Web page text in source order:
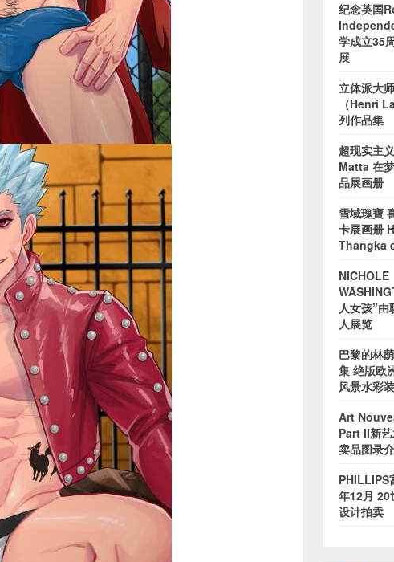
纪念英国
学成立35
展
立体派大
（Henri
列作品集
超现实主
Matta 在
品展画册
雪域瑰寶
卡展画册
Thangka
NICHOLE
人女孩”
人展览
巴黎的林
集 绝版欧
风景水彩
Art
Part II新
卖品图录
PHILLIPS
年12月 20
设计拍卖